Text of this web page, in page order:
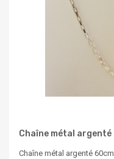
Chaîne métal argenté
Chaîne métal argenté 60cm